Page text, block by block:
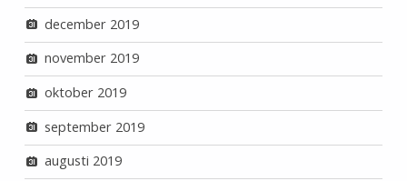
december 2019
november 2019
oktober 2019
september 2019
augusti 2019